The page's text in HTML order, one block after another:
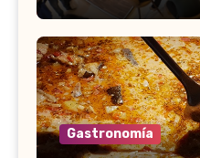
Gastronomía